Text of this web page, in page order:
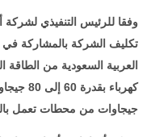
وفقا للرئيس التنفيذي لشركة
العربية السعودية من
جيجاوات من محطات تعمل